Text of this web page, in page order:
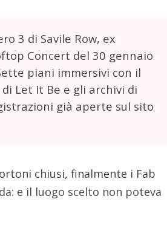
3 di Savile Row, ex
Concert del 30 gennaio
piani immersivi con il
Let It Be e gli archivi di
già aperte sul sito
chiusi, finalmente i Fab
e il luogo scelto non poteva